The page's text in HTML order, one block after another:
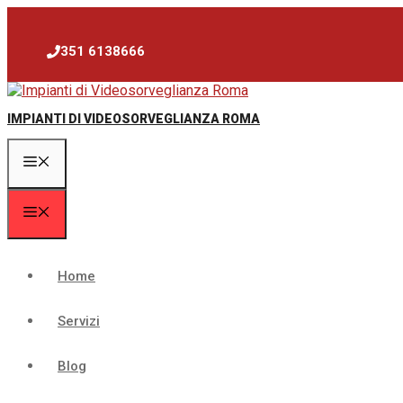
contenuto351 6138666
IMPIANTI DI VIDEOSORVEGLIANZA ROMA
Home
Servizi
Blog